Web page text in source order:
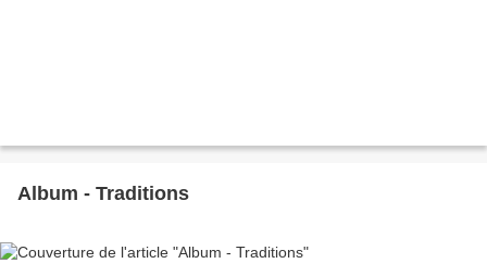
Album - Traditions